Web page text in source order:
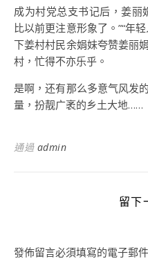
成为村党总支书记后，姜丽
比以前更注意形象了。”“年
下姜村村民余娟妹夸赞姜丽
村，忙得不亦乐乎。
是啊，还有那么多意气风发
量，扮靓广袤的乡土大地……
通過 admin
留下
發佈留言必須填寫的電子郵